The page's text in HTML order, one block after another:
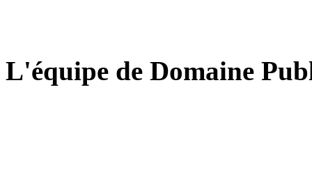
L'équipe de Domaine